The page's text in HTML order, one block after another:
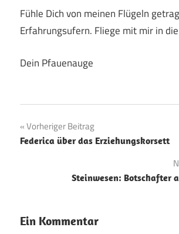
Fühle Dich von meinen Flügeln
Erfahrungsufern. Fliege mit mir in
Dein Pfauenauge
Beitragsnavigation
Vorheriger Beitrag
Federica über das Erziehungskorsett
Steinwesen: Botschafter
Ein Kommentar